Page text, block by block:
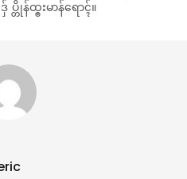
ထ္ၜးမာန်ရောၚ်။